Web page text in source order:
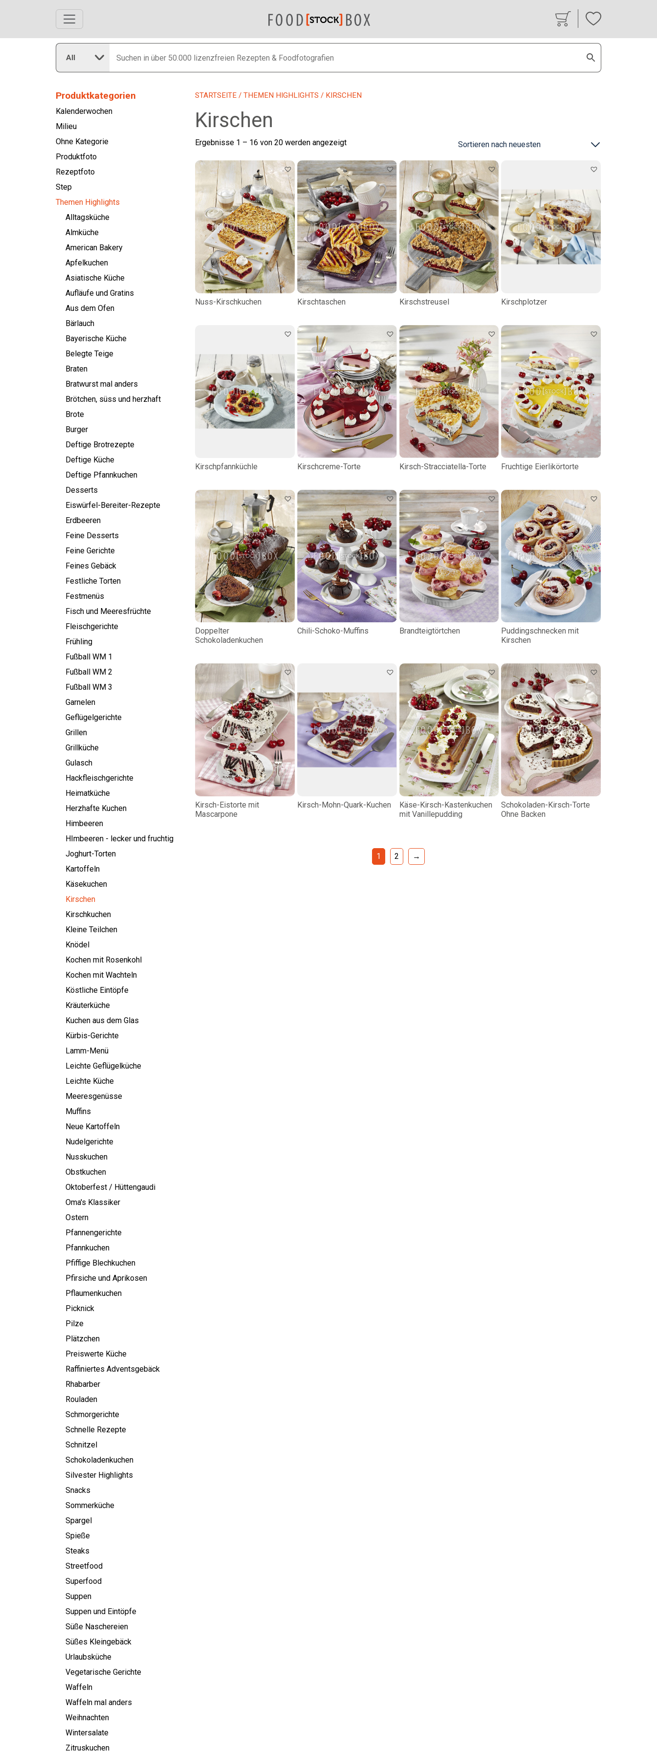
All
Produktkategorien
Kalenderwochen
Milieu
Ohne Kategorie
Produktfoto
Rezeptfoto
Step
Themen Highlights
Alltagsküche
Almküche
American Bakery
Apfelkuchen
Asiatische Küche
Aufläufe und Gratins
Aus dem Ofen
Bärlauch
Bayerische Küche
Belegte Teige
Braten
Bratwurst mal anders
Brötchen, süss und herzhaft
Brote
Burger
Deftige Brotrezepte
Deftige Küche
Deftige Pfannkuchen
Desserts
Eiswürfel-Bereiter-Rezepte
Erdbeeren
Feine Desserts
Feine Gerichte
Feines Gebäck
Festliche Torten
Festmenüs
Fisch und Meeresfrüchte
Fleischgerichte
Frühling
Fußball WM 1
Fußball WM 2
Fußball WM 3
Garnelen
Geflügelgerichte
Grillen
Grillküche
Gulasch
Hackfleischgerichte
Heimatküche
Herzhafte Kuchen
Himbeeren
HImbeeren - lecker und fruchtig
Joghurt-Torten
Kartoffeln
Käsekuchen
Kirschen
Kirschkuchen
Kleine Teilchen
Knödel
Kochen mit Rosenkohl
Kochen mit Wachteln
Köstliche Eintöpfe
Kräuterküche
Kuchen aus dem Glas
Kürbis-Gerichte
Lamm-Menü
Leichte Geflügelküche
Leichte Küche
Meeresgenüsse
Muffins
Neue Kartoffeln
Nudelgerichte
Nusskuchen
Obstkuchen
Oktoberfest / Hüttengaudi
Oma's Klassiker
Ostern
Pfannengerichte
Pfannkuchen
Pfiffige Blechkuchen
Pfirsiche und Aprikosen
Pflaumenkuchen
Picknick
Pilze
Plätzchen
Preiswerte Küche
Raffiniertes Adventsgebäck
Rhabarber
Rouladen
Schmorgerichte
Schnelle Rezepte
Schnitzel
Schokoladenkuchen
Silvester Highlights
Snacks
Sommerküche
Spargel
Spieße
Steaks
Streetfood
Superfood
Suppen
Suppen und Eintöpfe
Süße Naschereien
Süßes Kleingebäck
Urlaubsküche
Vegetarische Gerichte
Waffeln
Waffeln mal anders
Weihnachten
Wintersalate
Zitruskuchen
STARTSEITE / THEMEN HIGHLIGHTS / KIRSCHEN
Kirschen
Ergebnisse 1 – 16 von 20 werden angezeigtNach
sortiert
Nuss-Kirschkuchen Kirschtaschen Kirschstreusel Kirschplotzer
Kirschpfannküchle Kirschcreme-Torte Kirsch-Stracciatella-Torte Fruchtige Eierlikörtorte
Doppelter
Schokoladenkuchen
Chili-Schoko-Muffins Brandteigtörtchen
Puddingschnecken mit
Kirschen
Kirsch-Eistorte mit
Mascarpone
Kirsch-Mohn-Quark-Kuchen
Käse-Kirsch-Kastenkuchen
mit Vanillepudding
Schokoladen-Kirsch-Torte
Ohne Backen
1 2 →